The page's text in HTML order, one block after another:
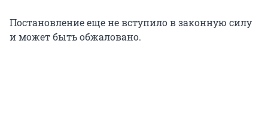
Постановление еще не вступило в законную силу
и может быть обжаловано.